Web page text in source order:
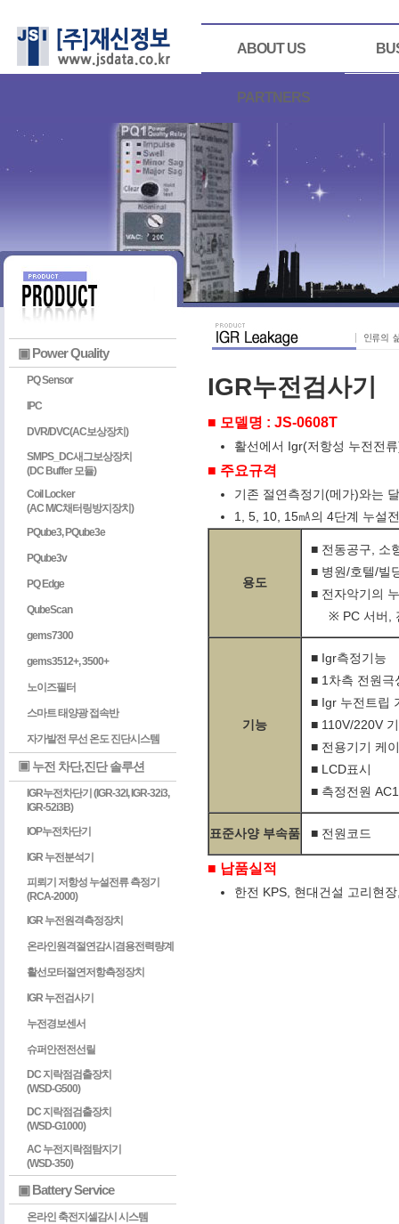
ABOUT US
PARTNERS
▣ Power Quality
PQ Sensor
IPC
DVR/DVC(AC보상장치)
SMPS_DC새그보상장치
(DC Buffer 모듈)
Coil Locker
(AC M/C채터링방지장치)
PQube3, PQube3e
PQube3v
PQ Edge
QubeScan
gems7300
gems3512+, 3500+
노이즈필터
스마트 태양광 접속반
자가발전 무선 온도 진단시스템
▣ 누전 차단,진단 솔루션
IGR누전차단기 (IGR-32I, IGR-32i3,
IGR-52i3B)
IOP누전차단기
IGR 누전분석기
피뢰기 저항성 누설전류 측정기
(RCA-2000)
IGR 누전원격측정장치
온라인원격절연감시겸용전력량계
활선모터절연저항측정장치
IGR 누전검사기
누전경보센서
슈퍼안전전선릴
DC 지락점검출장치
(WSD-G500)
DC 지락점검출장치
(WSD-G1000)
AC 누전지락점탐지기
(WSD-350)
▣ Battery Service
온라인 축전지셀감시 시스템
IGR누전검사기
■ 모델명 : JS-0608T
활선에서 Igr(저항성 누전전
■ 주요규격
기존 절연측정기(메가)와는
1, 5, 10, 15㎃의 4단계 누설
용도
■ 전동공구, 소
■ 병원/호텔/빌
■ 전자악기의
※ PC 서버,
기능
■ Igr측정기능
■ 1차측 전원극
■ Igr 누전트립
■ 110V/220V
■ 전용기기 케
■ LCD표시
■ 측정전원
표준사양 부속품 ■ 전원코드
■ 납품실적
한전 KPS, 현대건설 고리현